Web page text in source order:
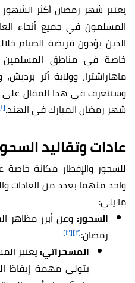
يعتبر شهر رمضان أكثر
المسلمون في جميع أنحاء
الذين يؤدون فريضة الصيام
خاصة في مناطق المسلمين
ماهاراشترا، وولاية أتر برديش،
وسنتعرف في هذا المقال على
شهر رمضان المبارك في الهند.[١]
عادات وتقاليد
للسحور والإفطار مكانة
واحد منهما بعدد من العادات
ما يلي:
السحور: وعن أبرز
رمضان:[٢] [٣]
المسحراتي:يعتبر
يتولى مهمة إيقاظ